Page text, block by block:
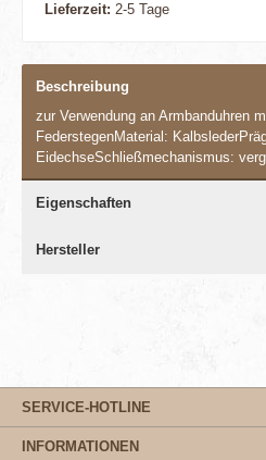
Lieferzeit: 2-5 Tage
Beschreibung
zur Verwendung an Armbanduhren
FederstegenMaterial:
EidechseSchließmechanismus:
Eigenschaften
Hersteller
SERVICE-HOTLINE
INFORMATIONEN